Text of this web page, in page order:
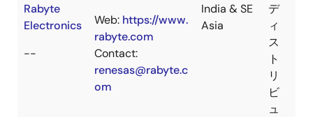
Rabyte
Electronics
--
Web: https://www.
rabyte.com
Contact:
renesas@rabyte.c
om
India & SE
Asia
デ
ィ
ス
ト
リ
ビ
ュ